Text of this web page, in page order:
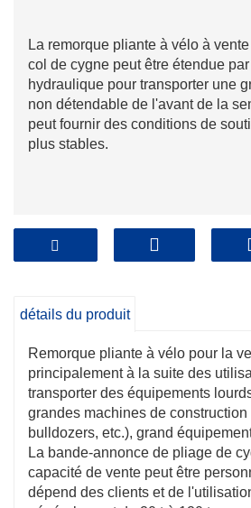
La remorque pliante à vélo à
col de cygne peut être étendue
hydraulique pour transporter une
non détendable de l'avant de la
peut fournir des conditions de
plus stables.
détails du produit
Remorque pliante à vélo pour la
principalement à la suite des
transporter des équipements
grandes machines de construction
bulldozers, etc.), grand
La bande-annonce de pliage de
capacité de vente peut être
dépend des clients et de